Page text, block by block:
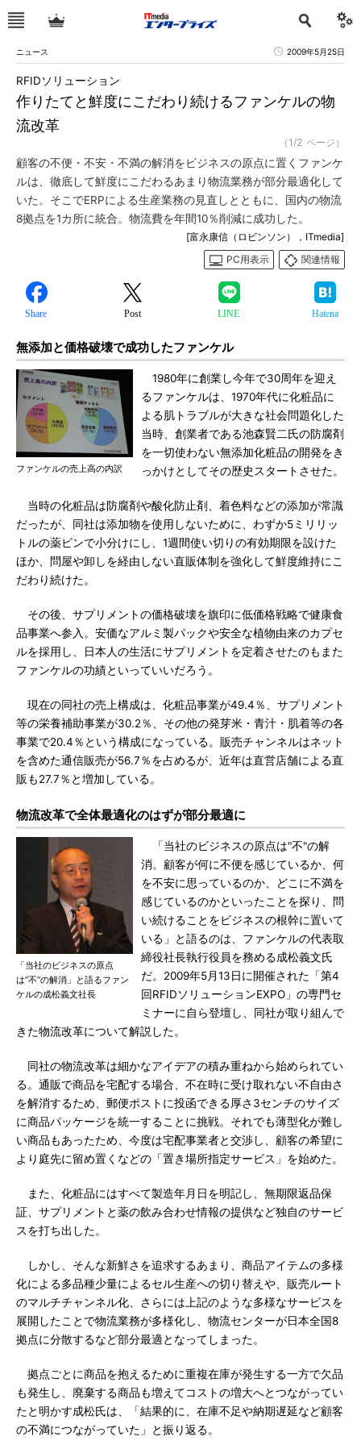
ニュース 2009年5月25日
作りたてと鮮度にこだわり続けるファンケルの物
流改革
RFIDソリューション
（1/2 ページ）
顧客の不便・不安・不満の解消をビジネスの原点に置くファンケ
ルは、徹底して鮮度にこだわるあまり物流業務が部分最適化して
いた。そこでERPによる生産業務の見直しとともに、国内の物流
8拠点を1カ所に統合。物流費を年間10％削減に成功した。
[富永康信（ロビンソン），ITmedia]
PC用表示
関連情報
Share Post LINE Hatena
無添加と価格破壊で成功したファンケル
ファンケルの売上高の内訳
1980年に創業し今年で30周年を迎え
るファンケルは、1970年代に化粧品に
よる肌トラブルが大きな社会問題化した
当時、創業者である池森賢二氏の防腐剤
を一切使わない無添加化粧品の開発をき
っかけとしてその歴史スタートさせた。
当時の化粧品は防腐剤や酸化防止剤、着色料などの添加が常識
だったが、同社は添加物を使用しないために、わずか5ミリリッ
トルの薬ビンで小分けにし、1週間使い切りの有効期限を設けた
ほか、問屋や卸しを経由しない直販体制を強化して鮮度維持にこ
だわり続けた。
その後、サプリメントの価格破壊を旗印に低価格戦略で健康食
品事業へ参入。安価なアルミ製パックや安全な植物由来のカプセ
ルを採用し、日本人の生活にサプリメントを定着させたのもまた
ファンケルの功績といっていいだろう。
現在の同社の売上構成は、化粧品事業が49.4％、サプリメント
等の栄養補助事業が30.2％、その他の発芽米・青汁・肌着等の各
事業で20.4％という構成になっている。販売チャンネルはネット
を含めた通信販売が56.7％を占めるが、近年は直営店舗による直
販も27.7％と増加している。
物流改革で全体最適化のはずが部分最適に
「当社のビジネスの原点
は“不”の解消」と語るファン
ケルの成松義文社長
「当社のビジネスの原点は"不"の解
消。顧客が何に不便を感じているか、何
を不安に思っているのか、どこに不満を
感じているのかといったことを探り、問
い続けることをビジネスの根幹に置いて
いる」と語るのは、ファンケルの代表取
締役社長執行役員を務める成松義文氏
だ。2009年5月13日に開催された「第4
回RFIDソリューションEXPO」の専門セ
ミナーに自ら登壇し、同社が取り組んで
きた物流改革について解説した。
同社の物流改革は細かなアイデアの積み重ねから始められてい
る。通販で商品を宅配する場合、不在時に受け取れない不自由さ
を解消するため、郵便ポストに投函できる厚さ3センチのサイズ
に商品パッケージを統一することに挑戦。それでも薄型化が難し
い商品もあったため、今度は宅配事業者と交渉し、顧客の希望に
より庭先に留め置くなどの「置き場所指定サービス」を始めた。
また、化粧品にはすべて製造年月日を明記し、無期限返品保
証、サプリメントと薬の飲み合わせ情報の提供など独自のサービ
スを打ち出した。
しかし、そんな新鮮さを追求するあまり、商品アイテムの多様
化による多品種少量によるセル生産への切り替えや、販売ルート
のマルチチャンネル化、さらには上記のような多様なサービスを
展開したことで物流業務が多様化し、物流センターが日本全国8
拠点に分散するなど部分最適となってしまった。
拠点ごとに商品を抱えるために重複在庫が発生する一方で欠品
も発生し、廃棄する商品も増えてコストの増大へとつながってい
たと明かす成松氏は、「結果的に、在庫不足や納期遅延など顧客
の不満につながっていた」と振り返る。